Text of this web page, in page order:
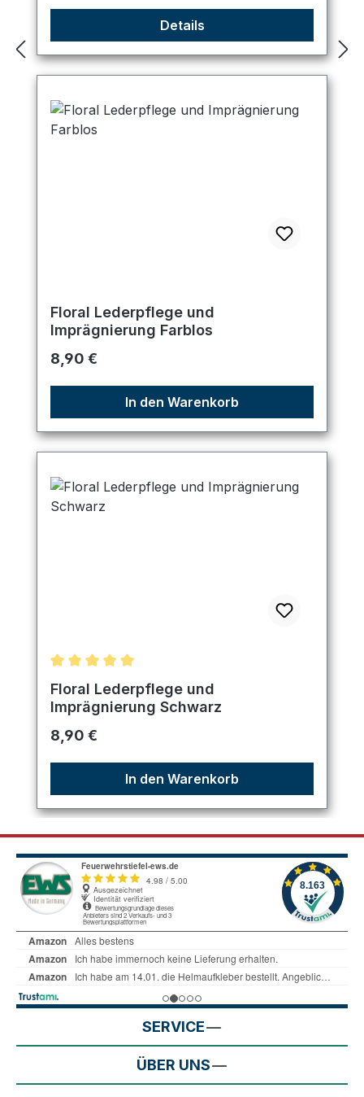
Details
Floral Lederpflege und
Imprägnierung Farblos
Regulärer Preis:
8,90 €
In den Warenkorb
Durchschnittliche Bewertung von 5 von 5 Sternen
Floral Lederpflege und
Imprägnierung Schwarz
Regulärer Preis:
8,90 €
In den Warenkorb
SERVICE
ÜBER UNS